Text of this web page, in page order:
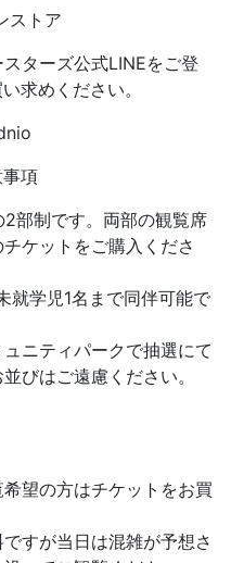
ストア
ターズ公式LINEをご登
求めください。
項
2部制です。両部の観覧席
ケットをご購入くださ
就学児1名まで同伴可能で
ニティパークで抽選にて
びはご遠慮ください。
望の方はチケットをお買
すが当日は混雑が予想さ